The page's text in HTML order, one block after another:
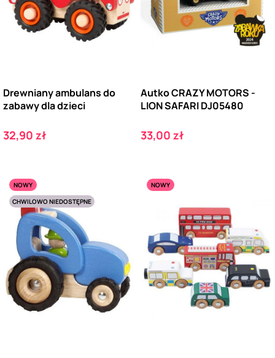
Drewniany ambulans do
zabawy dla dzieci
Cena
32,90 zł
Autko CRAZY MOTORS -
LION SAFARI DJ05480
Cena
33,00 zł
NOWY
CHWILOWO NIEDOSTĘPNE
NOWY